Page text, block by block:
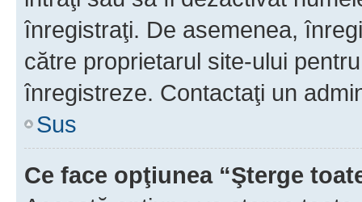
înregistraţi. De asemenea,
către proprietarul site-ului
înregistreze. Contactaţi un
Sus
Ce face opţiunea “Şterge